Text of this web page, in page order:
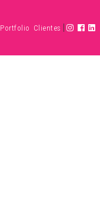
Portfolio Clientes |